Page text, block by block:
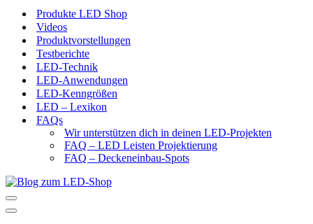
Produkte LED Shop
Videos
Produktvorstellungen
Testberichte
LED-Technik
LED-Anwendungen
LED-Kenngrößen
LED – Lexikon
FAQs
Wir unterstützen dich in deinen LED-Projekten
FAQ – LED Leisten Projektierung
FAQ – Deckeneinbau-Spots
Navigationsmenü
Navigationsmenü